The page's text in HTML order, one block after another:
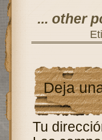
... other
Deja
Tu